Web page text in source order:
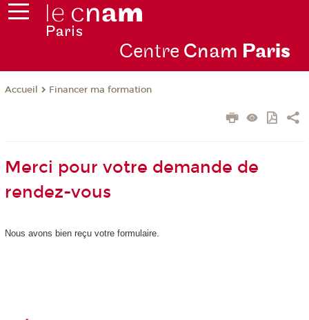
Centre Cnam Paris
Accueil Financer ma formation
Merci pour votre demande de
rendez-vous
Nous avons bien reçu votre formulaire.